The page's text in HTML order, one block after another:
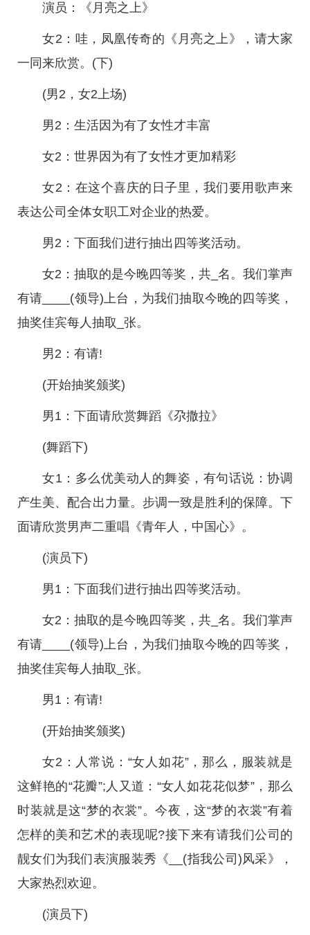
演员：《月亮之上》
女2：哇，凤凰传奇的《月亮之上》，请大家
一同来欣赏。(下)
(男2，女2上场)
男2：生活因为有了女性才丰富
女2：世界因为有了女性才更加精彩
女2：在这个喜庆的日子里，我们要用歌声来
表达公司全体女职工对企业的热爱。
男2：下面我们进行抽出四等奖活动。
女2：抽取的是今晚四等奖，共_名。我们掌声
有请____(领导)上台，为我们抽取今晚的四等奖，
抽奖佳宾每人抽取_张。
男2：有请!
(开始抽奖颁奖)
男1：下面请欣赏舞蹈《尕撒拉》
(舞蹈下)
女1：多么优美动人的舞姿，有句话说：协调
产生美、配合出力量。步调一致是胜利的保障。下
面请欣赏男声二重唱《青年人，中国心》。
(演员下)
男1：下面我们进行抽出四等奖活动。
女2：抽取的是今晚四等奖，共_名。我们掌声
有请____(领导)上台，为我们抽取今晚的四等奖，
抽奖佳宾每人抽取_张。
男1：有请!
(开始抽奖颁奖)
女2：人常说：“女人如花”，那么，服装就是
这鲜艳的“花瓣”;人又道：“女人如花花似梦”，那么
时装就是这“梦的衣裳”。今夜，这“梦的衣裳”有着
怎样的美和艺术的表现呢?接下来有请我们公司的
靓女们为我们表演服装秀《__(指我公司)风采》，
大家热烈欢迎。
(演员下)